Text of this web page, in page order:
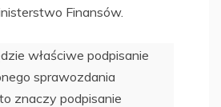
Finansów.
właściwe podpisanie
sprawozdania
znaczy podpisanie